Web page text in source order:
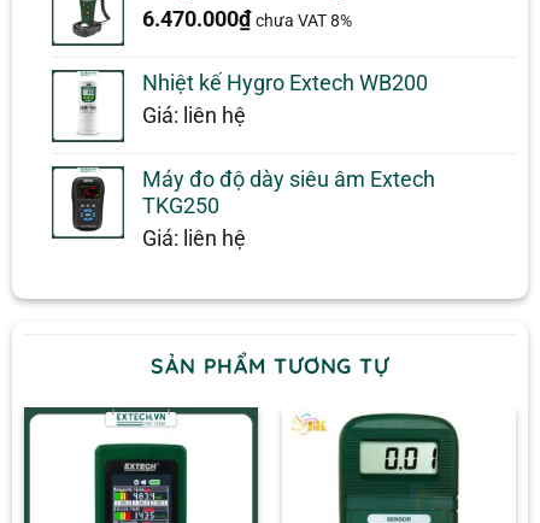
6.470.000₫ chưa VAT 8%
Nhiệt kế Hygro Extech WB200
Giá: liên hệ
Máy đo độ dày siêu âm Extech
TKG250
Giá: liên hệ
SẢN PHẨM TƯƠNG TỰ